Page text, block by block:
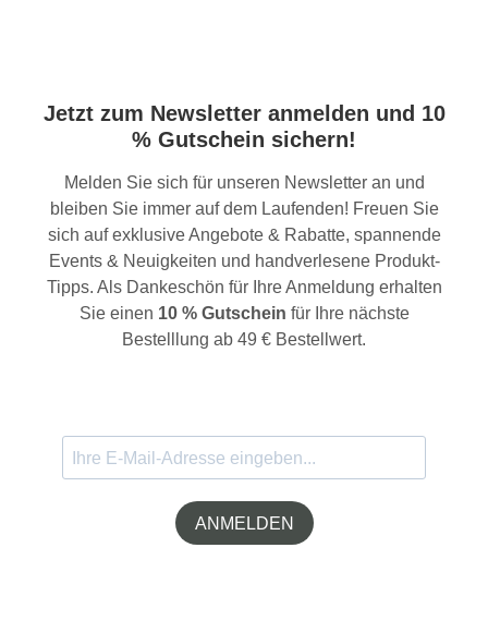
Jetzt zum Newsletter anmelden und 10
% Gutschein sichern!
Melden Sie sich für unseren Newsletter an und
bleiben Sie immer auf dem Laufenden! Freuen Sie
sich auf exklusive Angebote & Rabatte, spannende
Events & Neuigkeiten und handverlesene Produkt-
Tipps. Als Dankeschön für Ihre Anmeldung erhalten
Sie einen 10 % Gutschein für Ihre nächste
Bestelllung ab 49 € Bestellwert.
ANMELDEN